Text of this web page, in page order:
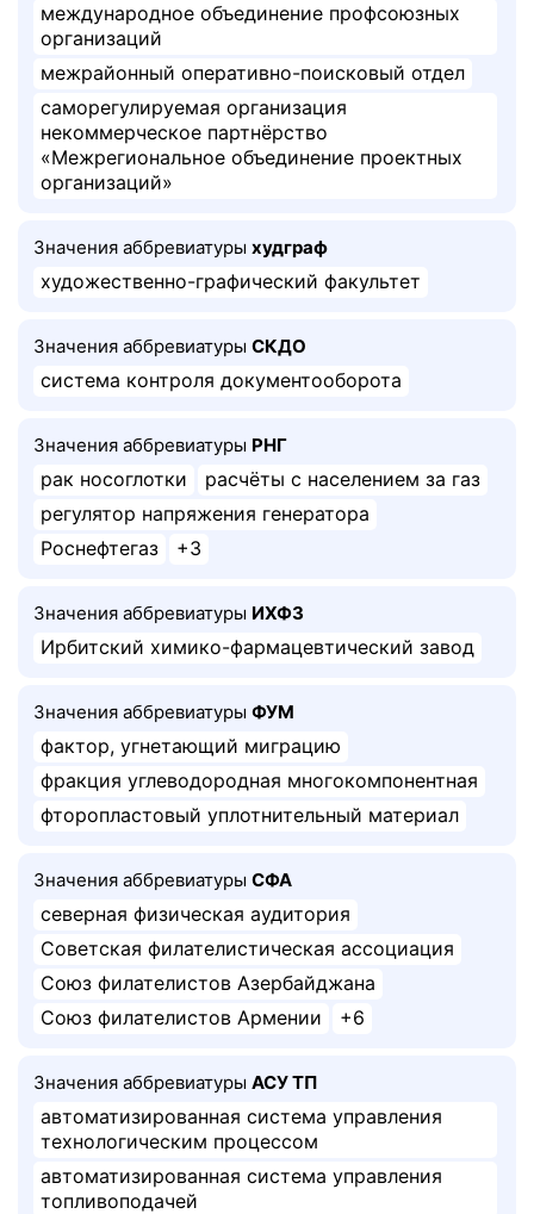
международное объединение профсоюзных
организаций
межрайонный оперативно-поисковый отдел
саморегулируемая организация
некоммерческое партнёрство
«Межрегиональное объединение проектных
организаций»
Значения аббревиатуры худграф
художественно-графический факультет
Значения аббревиатуры СКДО
система контроля документооборота
Значения аббревиатуры РНГ
рак носоглотки
расчёты с населением за газ
регулятор напряжения генератора
Роснефтегаз
+3
Значения аббревиатуры ИХФЗ
Ирбитский химико-фармацевтический завод
Значения аббревиатуры ФУМ
фактор, угнетающий миграцию
фракция углеводородная многокомпонентная
фторопластовый уплотнительный материал
Значения аббревиатуры СФА
северная физическая аудитория
Советская филателистическая ассоциация
Союз филателистов Азербайджана
Союз филателистов Армении
+6
Значения аббревиатуры АСУ ТП
автоматизированная система управления
технологическим процессом
автоматизированная система управления
топливоподачей